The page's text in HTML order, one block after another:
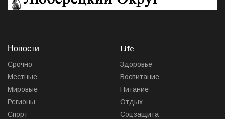
Новости
Срочно
Местные
Мировые
Регионы
Спорт
Life
Здоровье
Воспитание
Питание
Отдых
Соцзащита